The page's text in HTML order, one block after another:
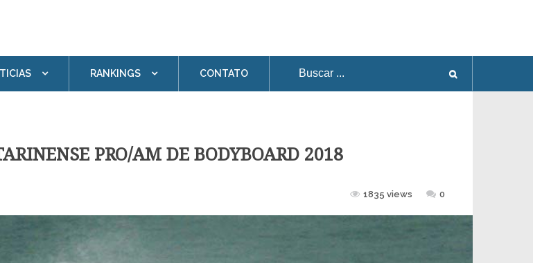
RANKINGS CONTATO
PRO/AM DE BODYBOARD 2018
1835 views 0